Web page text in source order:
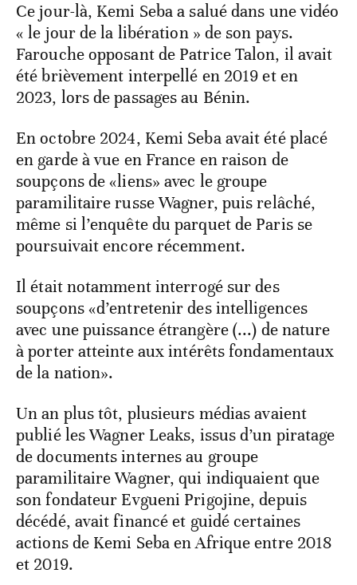
Ce jour-là, Kemi Seba a salué dans une vidéo
« le jour de la libération » de son pays.
Farouche opposant de Patrice Talon, il avait
été brièvement interpellé en 2019 et en
2023, lors de passages au Bénin.
En octobre 2024, Kemi Seba avait été placé
en garde à vue en France en raison de
soupçons de «liens» avec le groupe
paramilitaire russe Wagner, puis relâché,
même si l’enquête du parquet de Paris se
poursuivait encore récemment.
Il était notamment interrogé sur des
soupçons «d’entretenir des intelligences
avec une puissance étrangère (...) de nature
à porter atteinte aux intérêts fondamentaux
de la nation».
Un an plus tôt, plusieurs médias avaient
publié les Wagner Leaks, issus d’un piratage
de documents internes au groupe
paramilitaire Wagner, qui indiquaient que
son fondateur Evgueni Prigojine, depuis
décédé, avait financé et guidé certaines
actions de Kemi Seba en Afrique entre 2018
et 2019.